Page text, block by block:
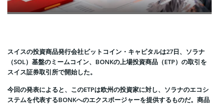
スイスの投資商品発行会社ビットコイン・キャピタルは27日、ソラナ
（SOL）基盤のミームコイン、BONKの上場投資商品（ETP）の取引を
スイス証券取引所で開始した。
今回の発表によると、このETPは欧州の投資家に対し、ソラナのエコシ
ステムを代表するBONKへのエクスポージャーを提供するものだ。商品